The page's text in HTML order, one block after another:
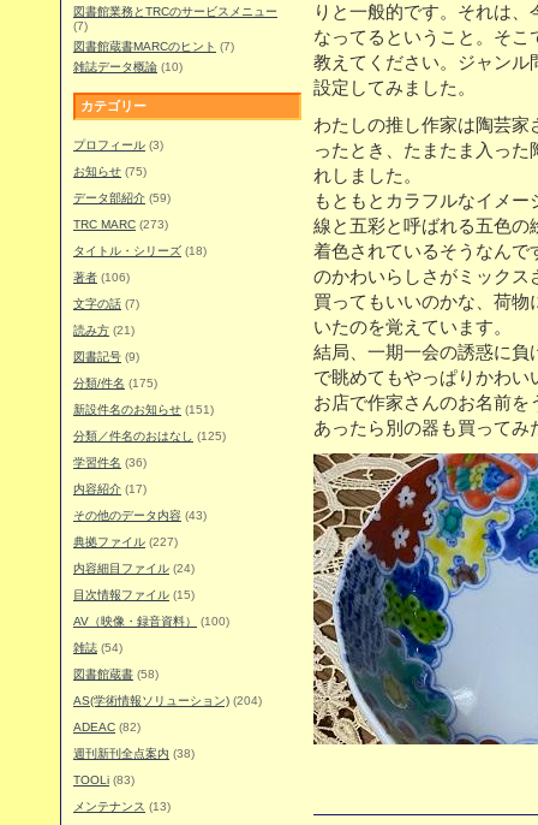
図書館業務とTRCのサービスメニュー
(7)
図書館蔵書MARCのヒント (7)
雑誌データ概論 (10)
カテゴリー
プロフィール (3)
お知らせ (75)
データ部紹介 (59)
TRC MARC (273)
タイトル・シリーズ (18)
著者 (106)
文字の話 (7)
読み方 (21)
図書記号 (9)
分類/件名 (175)
新設件名のお知らせ (151)
分類／件名のおはなし
(125)
学習件名 (36)
内容紹介 (17)
その他のデータ内容 (43)
典拠ファイル (227)
内容細目ファイル (24)
目次情報ファイル (15)
AV（映像・録音資料）
(100)
雑誌 (54)
図書館蔵書 (58)
AS(学術情報ソリューション) (204)
ADEAC (82)
週刊新刊全点案内 (38)
TOOLi (83)
メンテナンス (13)
りと一般的です。それは
なってるということ。そ
教えてください。ジャン
設定してみました。
わたしの推し作家は陶芸
ったとき、たまたま入っ
れしました。
もともとカラフルなイメ
線と五彩と呼ばれる五色の
着色されているそうなんで
のかわいらしさがミックス
買ってもいいのかな、荷
いたのを覚えています。
結局、一期一会の誘惑に負
で眺めてもやっぱりかわい
お店で作家さんのお名前
あったら別の器も買ってみ